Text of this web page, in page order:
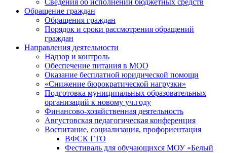
Сведения об исполнении бюджетных средств
Обращение граждан
Обращения граждан
Порядок и сроки рассмотрения обращений
граждан
Направления деятельности
Надзор и контроль
Обеспечение питания в МОО
Оказание бесплатной юридической помощи
«Снижение бюрократической нагрузки»
Подготовка муниципальных образовательных
организаций к новому уч.году
Финансово-хозяйственная деятельность
Августовская педагогическая конференция
Воспитание, социализация, профориентация
ВФСК ГТО
Фестиваль для обучающихся МОУ «Белый